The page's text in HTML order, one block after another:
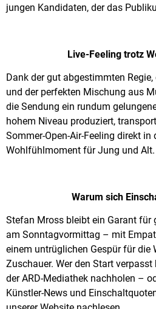
jungen Kandidaten, der das
Live-Feeling trotz
Dank der gut abgestimmten
und der perfekten Mischung aus
die Sendung ein rundum
hohem Niveau produziert,
Sommer-Open-Air-Feeling direkt
Wohlfühlmoment für Jung und Alt.
Warum sich
Stefan Mross bleibt ein Garant für
am Sonntagvormittag – mit
einem untrüglichen Gespür für die
Zuschauer. Wer den Start
der ARD-Mediathek nachholen –
Künstler-News und